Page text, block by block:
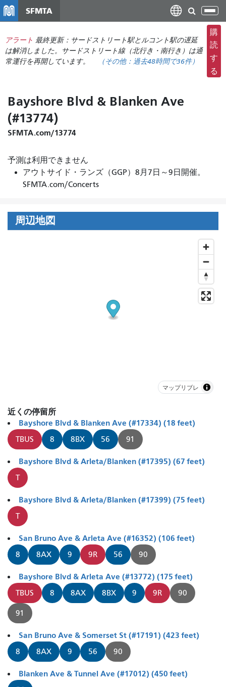
コ
ン
テ
に
SFMTA
ナ
ビ
ゲ
ー
シ
ョ
アラート 最終更新：サードストリート駅とルコント駅の遅延
は解消しました。サードストリート線（北行き・南行き）は通
常運行を再開しています。
（その他： 過去48時間で36件）
購
読
す
る
Bayshore Blvd & Blanken Ave
(#13774)
SFMTA.com/13774
予測は利用できません
アウトサイド・ランズ（GGP）8月7日～9日開催。
SFMTA.com/Concerts
周辺地図
マップリブレ
近くの停留所
Bayshore Blvd & Blanken Ave (#17334) (18 feet)
TBUS 8 8BX 56 91
Bayshore Blvd & Arleta/Blanken (#17395) (67 feet)
T
Bayshore Blvd & Arleta/Blanken (#17399) (75 feet)
T
San Bruno Ave & Arleta Ave (#16352) (106 feet)
8 8AX 9 9R 56 90
Bayshore Blvd & Arleta Ave (#13772) (175 feet)
TBUS 8 8AX 8BX 9 9R 90
91
San Bruno Ave & Somerset St (#17191) (423 feet)
8 8AX 9 56 90
Blanken Ave & Tunnel Ave (#17012) (450 feet)